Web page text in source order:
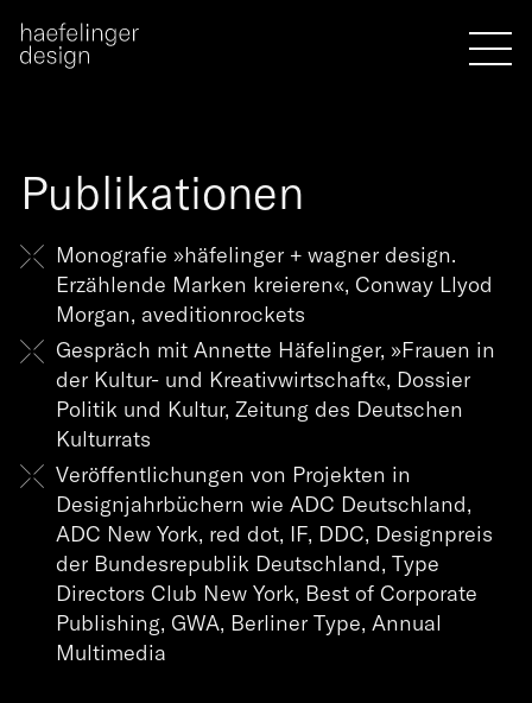
Publikationen
Monografie »häfelinger + wagner design.
Erzählende Marken kreieren«, Conway Llyod
Morgan, aveditionrockets
Gespräch mit Annette Häfelinger, »Frauen in
der Kultur- und Kreativwirtschaft«, Dossier
Politik und Kultur, Zeitung des Deutschen
Kulturrats
Veröffentlichungen von Projekten in
Designjahrbüchern wie ADC Deutschland,
ADC New York, red dot, IF, DDC, Designpreis
der Bundesrepublik Deutschland, Type
Directors Club New York, Best of Corporate
Publishing, GWA, Berliner Type, Annual
Multimedia